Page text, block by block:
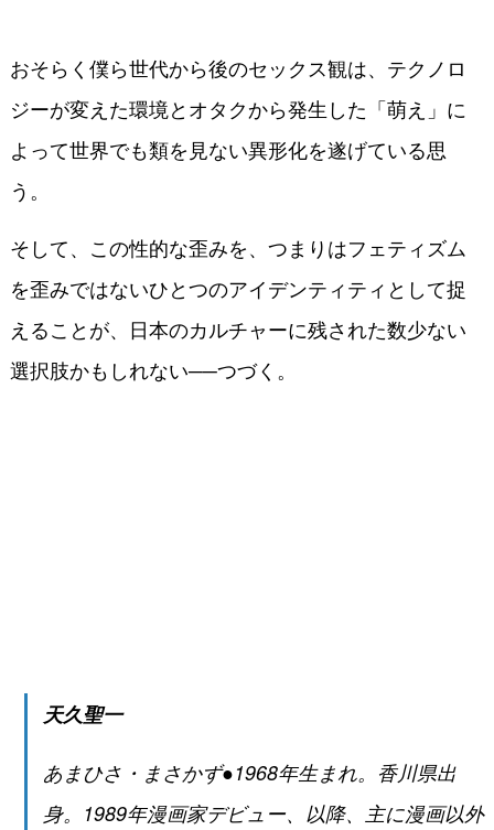
おそらく僕ら世代から後のセックス観は、テクノロ
ジーが変えた環境とオタクから発生した「萌え」に
よって世界でも類を見ない異形化を遂げている思
う。
そして、この性的な歪みを、つまりはフェティズム
を歪みではないひとつのアイデンティティとして捉
えることが、日本のカルチャーに残された数少ない
選択肢かもしれない──つづく。
天久聖一
あまひさ・まさかず●1968年生まれ。香川県出
身。1989年漫画家デビュー、以降、主に漫画以外